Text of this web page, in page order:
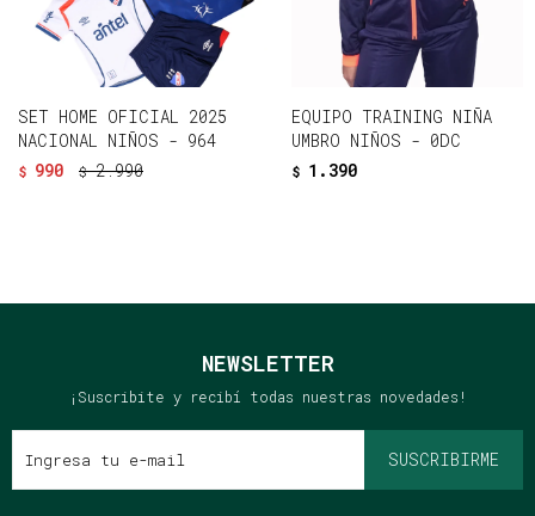
SET HOME OFICIAL 2025
NACIONAL NIÑOS - 964
$ 990 $ 2.990
EQUIPO TRAINING NIÑA
UMBRO NIÑOS - 0DC
$ 1.390
NEWSLETTER
¡Suscribite y recibí todas nuestras novedades!
SUSCRIBIRME